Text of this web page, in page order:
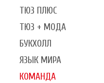
ТЮЗ ПЛЮС
ТЮЗ + МОДА
БУКХОЛЛ
ЯЗЫК МИРА
КОМАНДА